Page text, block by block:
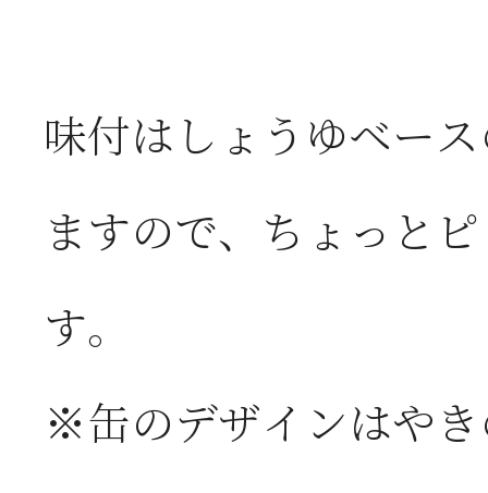
味付はしょうゆベー
ますので、ちょっと
す。
※缶のデザインはや